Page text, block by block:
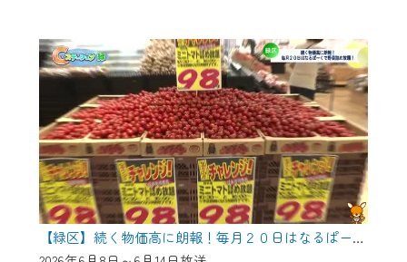
【緑区】続く物価高に朗報！毎月２０日はなるぱーくで野菜つめ放題！